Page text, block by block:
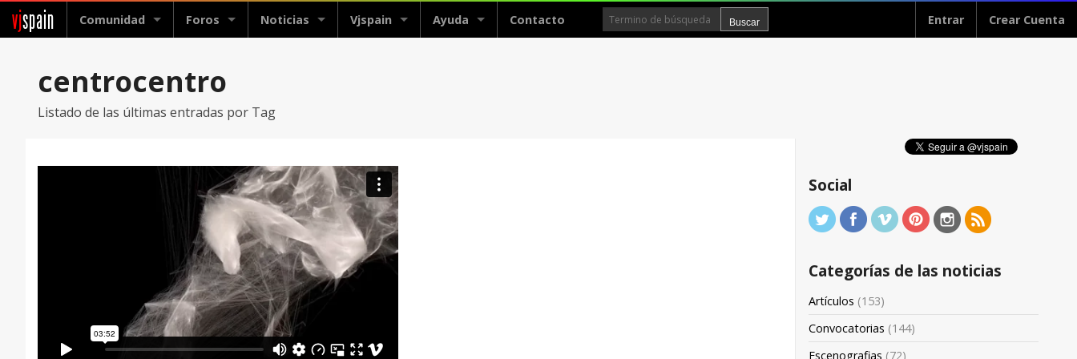
vjspain Comunidad Foros Noticias Vjspain Ayuda Contacto Entrar Crear Cuenta
centrocentro
Listado de las últimas entradas por Tag
Social
Categorías de las noticias
Artículos (153)
Convocatorias (144)
Escenografias (72)